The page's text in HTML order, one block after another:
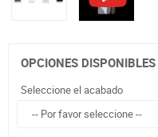
OPCIONES DISPONIBLES
Seleccione el acabado